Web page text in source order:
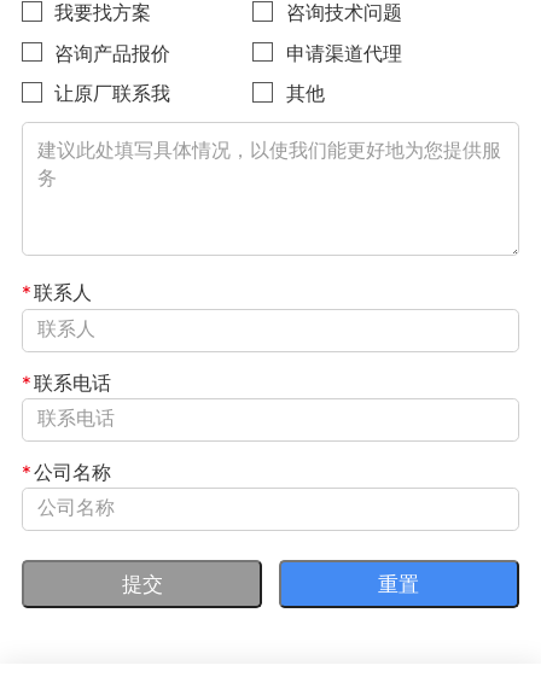
我要找方案
咨询技术问题
咨询产品报价
申请渠道代理
让原厂联系我
其他
*联系人
*联系电话
*公司名称